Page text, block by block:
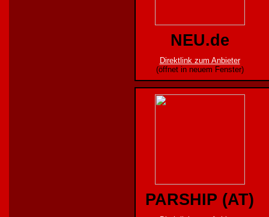
NEU.de
Direktlink zum Anbieter
(öffnet in neuem Fenster)
PARSHIP (AT)